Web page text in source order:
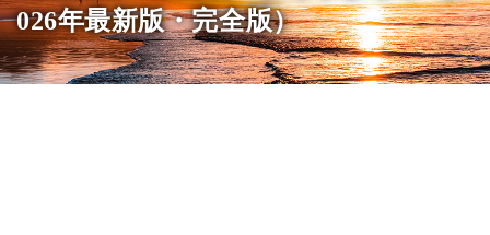
026年最新版・完全版）